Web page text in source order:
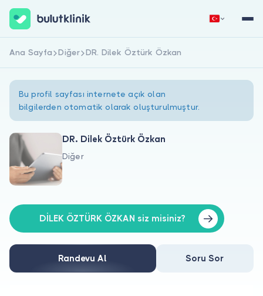
Hakkımızda
Doktorlar için
Doktor musunuz?
Hemen Kaydol Giriş Yap
Ana Sayfa Diğer DR. Dilek Öztürk Özkan
Bu profil sayfası internete açık olan
bilgilerden otomatik olarak oluşturulmuştur.
DR. Dilek Öztürk Özkan
Diğer
DİLEK ÖZTÜRK ÖZKAN siz misiniz?
Randevu Al Soru Sor